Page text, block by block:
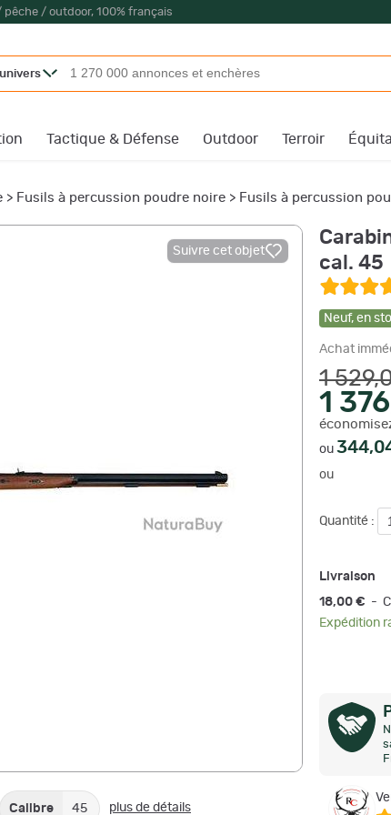
/ outdoor, 100% français
Tactique & Défense Outdoor Terroir
> Fusils à percussion poudre noire > Fusils à percussion
Suivre cet objet
Calibre 45 plus de détails
cal. 45
Neuf, en
Achat
1
1
ou
ou
Quantité :
Livraison
18,00 € -
Expédition